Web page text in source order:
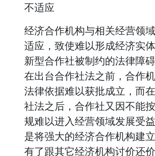
不适应
经济合作机构与相关经营领
适应，致使难以形成经济实
新型合作社被制约的法律障
在出台合作社法之前，合作
法律依据难以获批成立，而
社法之后，合作社又因不能
规难以进入经营领域发展受
是将强大的经济合作机构建
有了跟其它经济机构讨价还